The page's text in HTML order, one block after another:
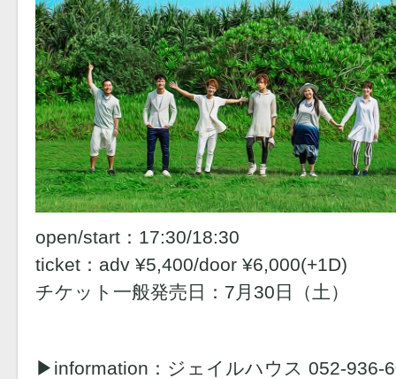
open/start：17:30/18:30
ticket：adv ¥5,400/door ¥6,000(+1D)
チケット一般発売日：7月30日（土）
▶︎information：ジェイルハウス 052-936-